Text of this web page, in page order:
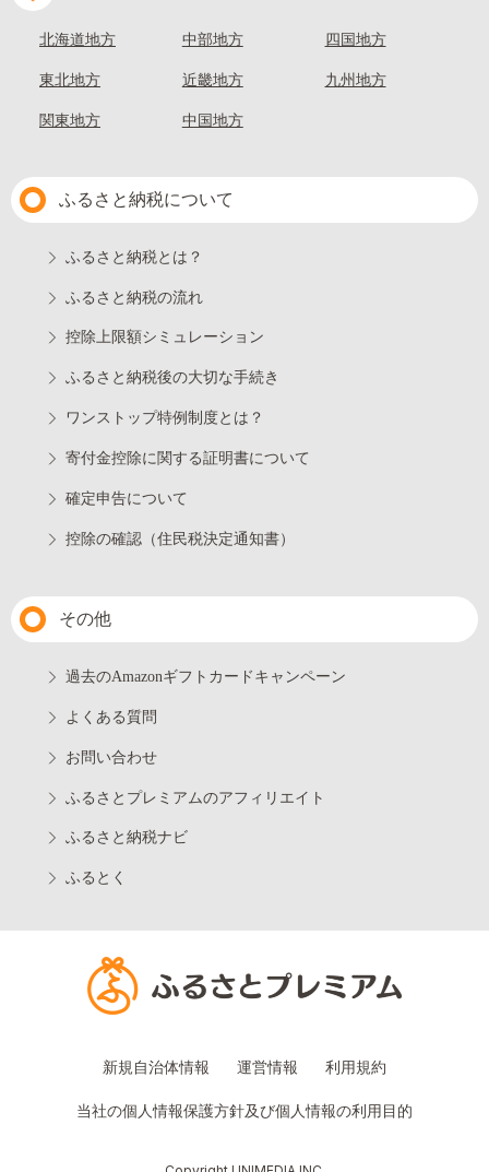
北海道地方
東北地方
関東地方
中部地方
近畿地方
中国地方
四国地方
九州地方
ふるさと納税について
ふるさと納税とは？
ふるさと納税の流れ
控除上限額シミュレーション
ふるさと納税後の大切な手続き
ワンストップ特例制度とは？
寄付金控除に関する証明書について
確定申告について
控除の確認（住民税決定通知書）
その他
過去のAmazonギフトカードキャンペーン
よくある質問
お問い合わせ
ふるさとプレミアムのアフィリエイト
ふるさと納税ナビ
ふるとく
新規自治体情報 運営情報 利用規約
当社の個人情報保護方針及び個人情報の利用目的